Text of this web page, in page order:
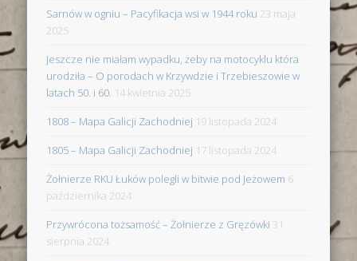
Sarnów w ogniu – Pacyfikacja wsi w 1944 roku 23 maja
2025
Jeszcze nie miałam wypadku, żeby na motocyklu która
urodziła – O porodach w Krzywdzie i Trzebieszowie w
latach 50. i 60. 14 kwietnia 2025
1808 – Mapa Galicji Zachodniej 19 listopada 2024
1805 – Mapa Galicji Zachodniej 17 listopada 2024
Żołnierze RKU Łuków polegli w bitwie pod Jeżowem 6
października 2024
Przywrócona tożsamość – Żołnierze z Gręzówki 31
sierpnia 2024